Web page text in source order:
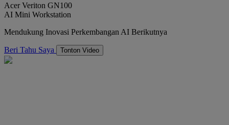
Acer Veriton GN100
AI Mini Workstation
Mendukung Inovasi Perkembangan AI Berikutnya
Beri Tahu Saya Tonton Video